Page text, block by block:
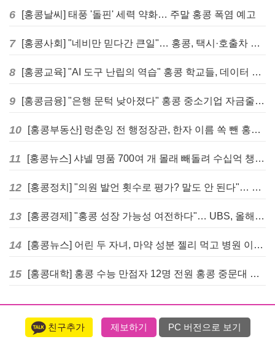
6 [홍콩날씨] 태풍 '돌핀' 세력 약화… 주말 홍콩 폭염 예고
7 [홍콩사회] "네비만 믿다간 큰일"… 홍콩, 택시·호출차 통합 시험 도입하며 규제 본격화
8 [홍콩교육] "AI 도구 난립의 역습" 홍콩 학교들, 데이터 고립에 교육 효과 평가 비상
9 [홍콩금융] "은행 문턱 낮아졌다" 홍콩 중소기업 자금줄 숨통 트이나… HKMA "2분기 신용 조건 안정적"
10 [홍콩부동산] 렁춘잉 전 행정장관, 한자 이름 쏙 뺀 홍콩 고급 아파트 단지들에 쓴소리
11 [홍콩뉴스] 샤넬 명품 700여 개 몰래 빼돌려 수십억 챙긴 직원 4년~7년형 선고
12 [홍콩정치] "의원 발언 횟수로 평가? 말도 안 된다"… 홍콩 입법회 의장의 일침
13 [홍콩경제] "홍콩 성장 가능성 여전하다"… UBS, 올해 홍콩 GDP 성장률 전망치 4.5%로 대폭 상향
14 [홍콩뉴스] 어린 두 자녀, 마약 성분 젤리 먹고 병원 이송… 어머니와 친척 체포
15 [홍콩대학] 홍콩 수능 만점자 12명 전원 홍콩 중문대 의대 진학
친구추가 제보하기 PC 버전으로 보기